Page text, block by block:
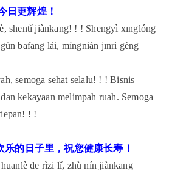
日更辉煌！
shēntǐ jiànkāng! ! ! Shēngyì xīnglóng
bāfāng lái, míngnián jīnrì gèng
semoga sehat selalu! ! ! Bisnis
kekayaan melimpah ruah. Semoga
! !
乐的日子里，祝您健康长寿！
de rìzi lǐ, zhù nín jiànkāng